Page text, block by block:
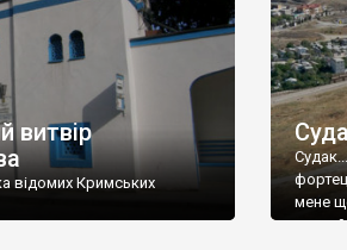
витвір
відомих Кримських
мене